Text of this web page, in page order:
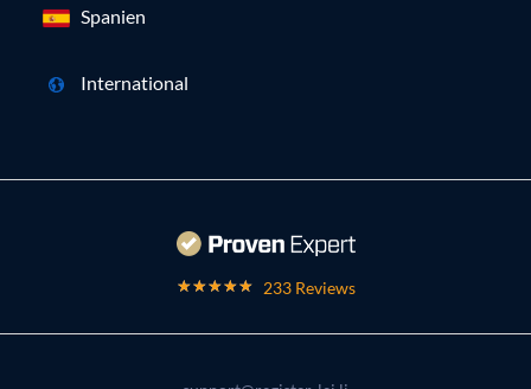
Spanien
International
233 Reviews